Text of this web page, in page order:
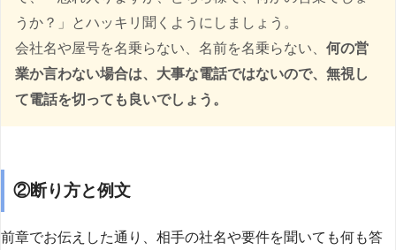
うか？」とハッキリ聞くようにしましょう。
会社名や屋号を名乗らない、名前を名乗らない、 何の営
業か言わない場合は、大事な電話ではないので、無視し
て電話を切っても良いでしょう。
②断り方と例文
前章でお伝えした通り、相手の社名や要件を聞いても何も答